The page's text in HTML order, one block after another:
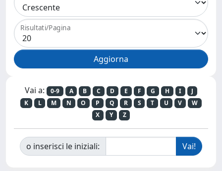
Risultati/Pagina
Vai a: 0-9 A B C D E F G H I
J
K
L M N O P Q R S T U V
W
X
Y Z
o inserisci le iniziali: